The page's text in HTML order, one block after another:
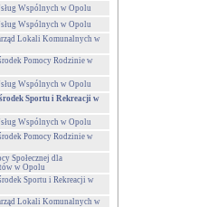
Wspólnych w Opolu
Wspólnych w Opolu
Lokali Komunalnych w
Pomocy Rodzinie w
Wspólnych w Opolu
Sportu i Rekreacji w
Wspólnych w Opolu
Pomocy Rodzinie w
Społecznej dla
w Opolu
Sportu i Rekreacji w
Lokali Komunalnych w